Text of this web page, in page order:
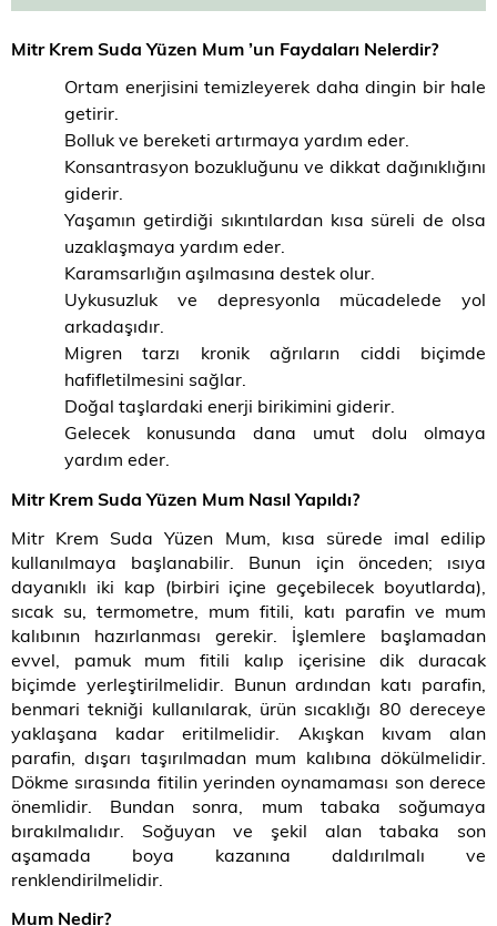
Mitr Krem Suda Yüzen Mum ’un Faydaları Nelerdir?
Ortam enerjisini temizleyerek daha dingin bir hale
getirir.
Bolluk ve bereketi artırmaya yardım eder.
Konsantrasyon bozukluğunu ve dikkat dağınıklığını
giderir.
Yaşamın getirdiği sıkıntılardan kısa süreli de olsa
uzaklaşmaya yardım eder.
Karamsarlığın aşılmasına destek olur.
Uykusuzluk ve depresyonla mücadelede yol
arkadaşıdır.
Migren tarzı kronik ağrıların ciddi biçimde
hafifletilmesini sağlar.
Doğal taşlardaki enerji birikimini giderir.
Gelecek konusunda dana umut dolu olmaya
yardım eder.
Mitr Krem Suda Yüzen Mum Nasıl Yapıldı?
Mitr Krem Suda Yüzen Mum, kısa sürede imal edilip
kullanılmaya başlanabilir. Bunun için önceden; ısıya
dayanıklı iki kap (birbiri içine geçebilecek boyutlarda),
sıcak su, termometre, mum fitili, katı parafin ve mum
kalıbının hazırlanması gerekir. İşlemlere başlamadan
evvel, pamuk mum fitili kalıp içerisine dik duracak
biçimde yerleştirilmelidir. Bunun ardından katı parafin,
benmari tekniği kullanılarak, ürün sıcaklığı 80 dereceye
yaklaşana kadar eritilmelidir. Akışkan kıvam alan
parafin, dışarı taşırılmadan mum kalıbına dökülmelidir.
Dökme sırasında fitilin yerinden oynamaması son derece
önemlidir. Bundan sonra, mum tabaka soğumaya
bırakılmalıdır. Soğuyan ve şekil alan tabaka son
aşamada boya kazanına daldırılmalı ve
renklendirilmelidir.
Mum Nedir?